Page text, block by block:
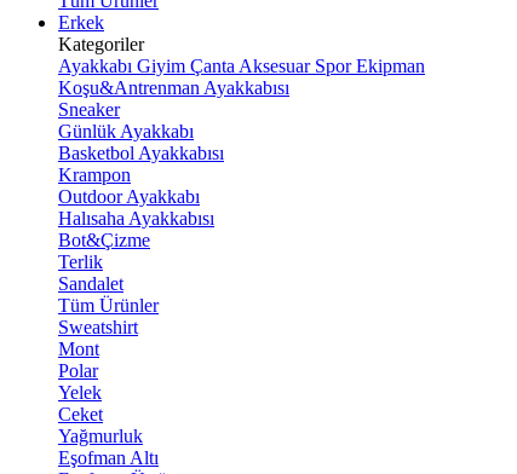
Erkek
Kategoriler
Ayakkabı Giyim Çanta Aksesuar Spor Ekipman
Koşu&Antrenman Ayakkabısı
Sneaker
Günlük Ayakkabı
Basketbol Ayakkabısı
Krampon
Outdoor Ayakkabı
Halısaha Ayakkabısı
Bot&Çizme
Terlik
Sandalet
Tüm Ürünler
Sweatshirt
Mont
Polar
Yelek
Ceket
Yağmurluk
Eşofman Altı